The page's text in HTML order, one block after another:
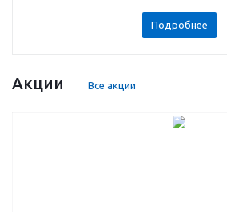
Подробнее
Акции Все акции